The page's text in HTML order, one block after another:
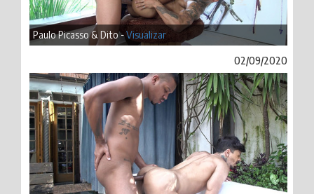
Paulo Picasso & Dito -Visualizar
02/09/2020